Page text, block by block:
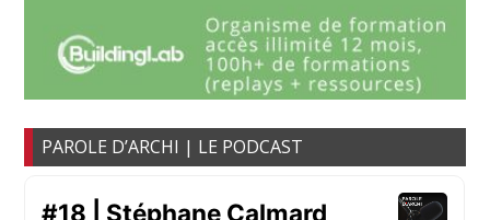
PAROLE D’ARCHI | LE PODCAST